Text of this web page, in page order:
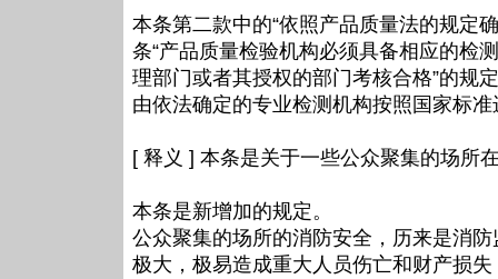
本条第二款中的“依照产品质量法的规定
条“产品质量检验机构必须具备相应的检
理部门或者其授权的部门考核合格”的规
由依法确定的专业检测机构按照国家标
[ 释义 ] 本条是关于一些公众聚集的场所
本条是新增加的规定。
公众聚集的场所的消防安全，历来是消
极大，极易造成重大人员伤亡和财产损